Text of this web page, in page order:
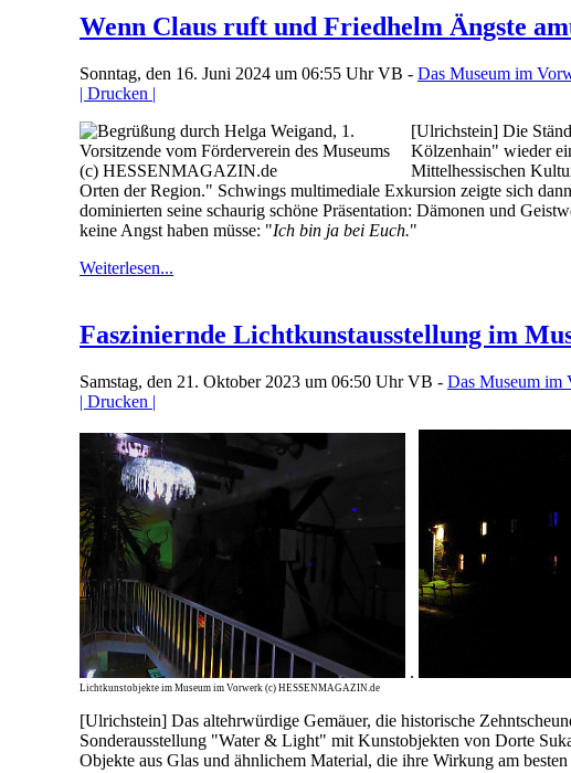
Wenn Claus ruft und Friedhelm Ängste
Sonntag, den 16. Juni 2024 um 06:55 UhrVB - Das Museum im
| Drucken |
[Ulrichstein] Die
Kölzenhain" wieder
Mittelhessischen
Orten der Region." Schwings multimediale Exkursion zeigte sich
dominierten seine schaurig schöne Präsentation: Dämonen und
keine Angst haben müsse: "Ich bin ja bei Euch."
Weiterlesen...
Fasziniernde Lichtkunstausstellung im
Samstag, den 21. Oktober 2023 um 06:50 UhrVB - Das Museum im
| Drucken |
.
Lichtkunstobjekte im Museum im Vorwerk (c) HESSENMAGAZIN.de
[Ulrichstein] Das altehrwürdige Gemäuer, die historische
Sonderausstellung "Water & Light" mit Kunstobjekten von Dorte
Objekte aus Glas und ähnlichem Material, die ihre Wirkung am